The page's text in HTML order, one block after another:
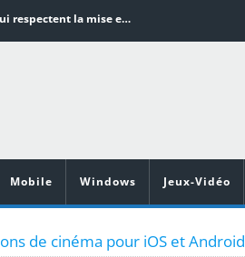
Word en PDF : les outils qui respectent la mise en page
Vidéoprojecteurs Asus : Top 6 des meilleurs modèles de la marque
Mobile Windows Jeux-Vidéo
de cinéma pour iOS et Android